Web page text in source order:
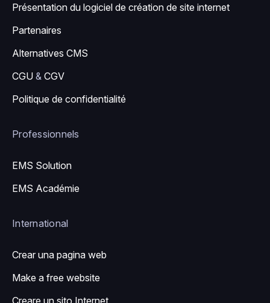
Présentation du logiciel de création de site internet
Partenaires
Alternatives CMS
CGU & CGV
Politique de confidentialité
Professionnels
EMS Solution
EMS Académie
International
Crear una pagina web
Make a free website
Creare un sito Internet